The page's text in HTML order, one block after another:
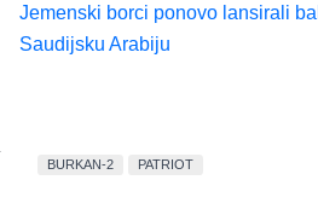
Jemenski borci ponovo lansirali
Saudijsku Arabiju
BURKAN-2 PATRIOT